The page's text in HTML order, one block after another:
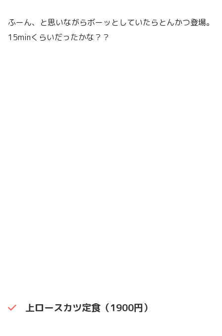
ふーん、と思いながらボーッとしていたらとんかつ登場。
15minくらいだったかな？？
上ロースカツ定食（1900円）